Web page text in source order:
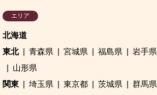
エリア
北海道
東北
青森県 宮城県 福島県 岩手県
山形県
関東
埼玉県 東京都 茨城県 群馬県